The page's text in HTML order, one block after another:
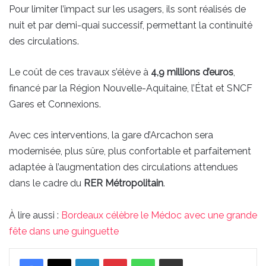
Pour limiter l’impact sur les usagers, ils sont réalisés de
nuit et par demi-quai successif, permettant la continuité
des circulations.
Le coût de ces travaux s’élève à 4,9 millions d’euros
financé par la Région Nouvelle-Aquitaine, l’État et SNCF
Gares et Connexions.
Avec ces interventions, la gare d’Arcachon sera
modernisée, plus sûre, plus confortable et parfaitement
adaptée à l’augmentation des circulations attendues
dans le cadre du RER Métropolitain.
À lire aussi : Bordeaux célèbre le Médoc avec une grande
fête dans une guinguette
LinkedinPinterestWhatsAppPartager par email